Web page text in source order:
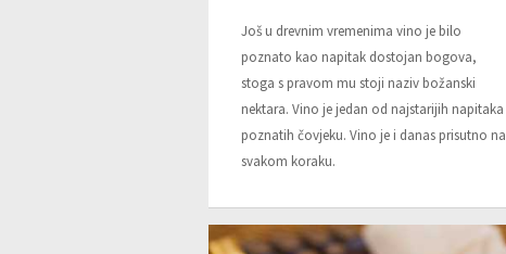
Još u drevnim vremenima vino je bilo
poznato kao napitak dostojan bogova,
stoga s pravom mu stoji naziv božanski
nektara. Vino je jedan od najstarijih napitaka
poznatih čovjeku. Vino je i danas prisutno na
svakom koraku.